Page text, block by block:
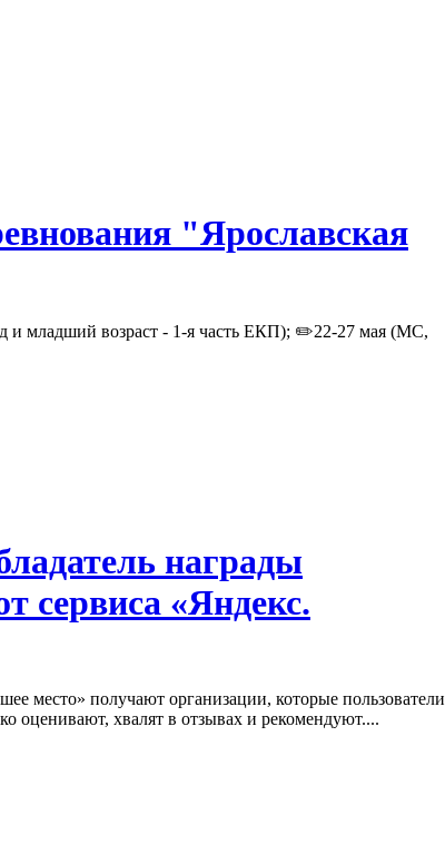
"Ярославская
и младший возраст - 1-я часть ЕКП); ✏️22-27 мая (МС,
награды
сервиса «Яндекс.
место» получают организации, которые пользователи
оценивают, хвалят в отзывах и рекомендуют....